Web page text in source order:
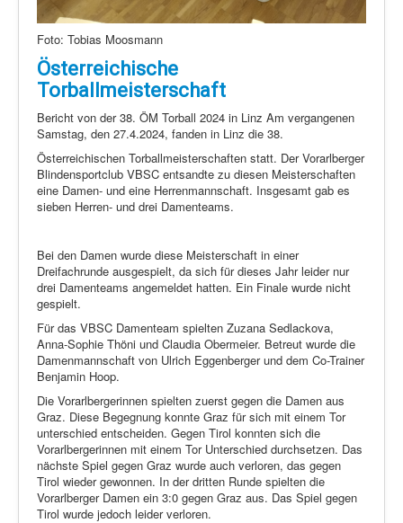
Foto: Tobias Moosmann
Österreichische
Torballmeisterschaft
Bericht von der 38. ÖM Torball 2024 in Linz Am vergangenen
Samstag, den 27.4.2024, fanden in Linz die 38.
Österreichischen Torballmeisterschaften statt. Der Vorarlberger
Blindensportclub VBSC entsandte zu diesen Meisterschaften
eine Damen- und eine Herrenmannschaft. Insgesamt gab es
sieben Herren- und drei Damenteams.
Bei den Damen wurde diese Meisterschaft in einer
Dreifachrunde ausgespielt, da sich für dieses Jahr leider nur
drei Damenteams angemeldet hatten. Ein Finale wurde nicht
gespielt.
Für das VBSC Damenteam spielten Zuzana Sedlackova,
Anna-Sophie Thöni und Claudia Obermeier. Betreut wurde die
Damenmannschaft von Ulrich Eggenberger und dem Co-Trainer
Benjamin Hoop.
Die Vorarlbergerinnen spielten zuerst gegen die Damen aus
Graz. Diese Begegnung konnte Graz für sich mit einem Tor
unterschied entscheiden. Gegen Tirol konnten sich die
Vorarlbergerinnen mit einem Tor Unterschied durchsetzen. Das
nächste Spiel gegen Graz wurde auch verloren, das gegen
Tirol wieder gewonnen. In der dritten Runde spielten die
Vorarlberger Damen ein 3:0 gegen Graz aus. Das Spiel gegen
Tirol wurde jedoch leider verloren.